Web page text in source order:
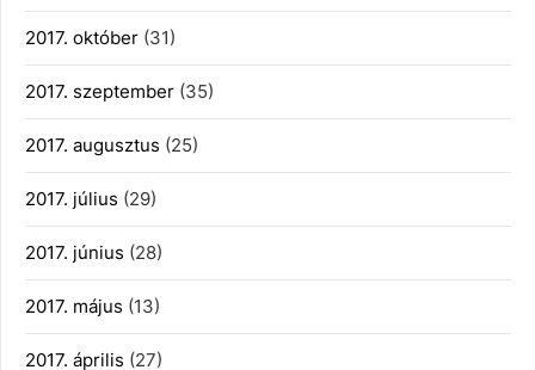
2017. október (31)
2017. szeptember (35)
2017. augusztus (25)
2017. július (29)
2017. június (28)
2017. május (13)
2017. április (27)